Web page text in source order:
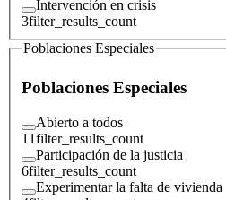
Intervención en crisis
3filter_results_count
Poblaciones Especiales
Poblaciones Especiales
Abierto a todos
11filter_results_count
Participación de la justicia
6filter_results_count
Experimentar la falta de vivienda